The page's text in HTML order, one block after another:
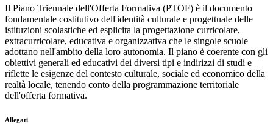
Il Piano Triennale dell'Offerta Formativa (PTOF) è il documento
fondamentale costitutivo dell'identità culturale e progettuale delle
istituzioni scolastiche ed esplicita la progettazione curricolare,
extracurricolare, educativa e organizzativa che le singole scuole
adottano nell'ambito della loro autonomia. Il piano è coerente con gli
obiettivi generali ed educativi dei diversi tipi e indirizzi di studi e
riflette le esigenze del contesto culturale, sociale ed economico della
realtà locale, tenendo conto della programmazione territoriale
dell'offerta formativa.
Allegati